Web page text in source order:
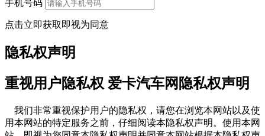
手机号码
点击立即获取即视为同意
隐私权声明
重视用户隐私权 爱卡汽车网隐私权声明
我们非常重视保护用户的隐私权，请您在浏览本网站以及使
用本网站的特定服务之前，仔细阅读本隐私权声明。使用本网